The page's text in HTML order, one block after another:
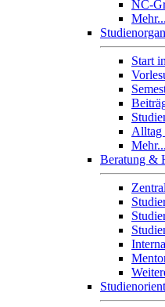
NC-
Mehr...
Start
Alltag
Mehr...
Beratung &